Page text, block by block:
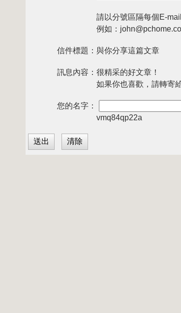
請以分號區隔每個E-mail
例如：
信件標題： 與你分享這篇文章
訊息內容： 很精采的好文章！
如果你也喜歡，請轉寄
您的名字：
vmq84qp22a